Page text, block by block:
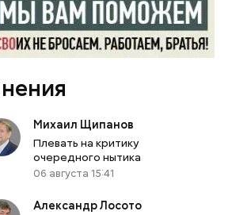
Михаил Щипанов
Плевать на критику
очередного нытика
06 августа 15:41
Александр Лосото